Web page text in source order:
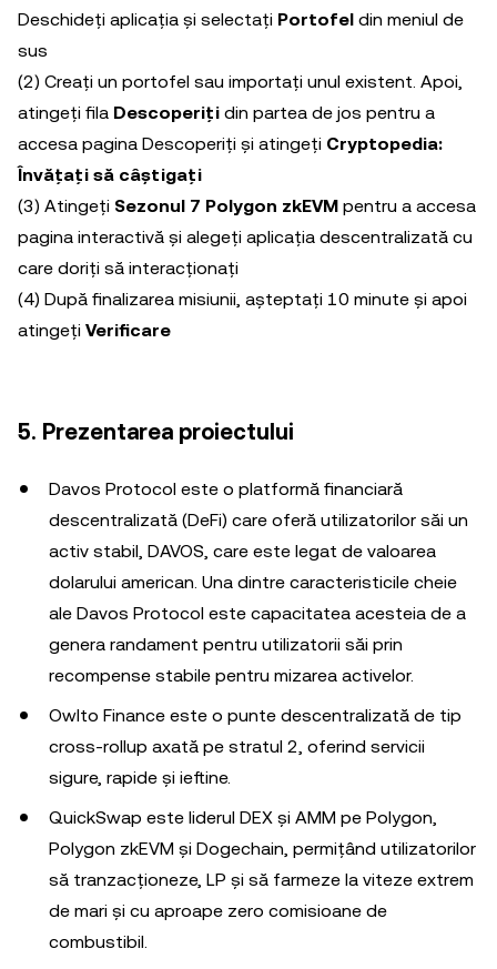
Deschideți aplicația și selectați Portofel din meniul de
sus
(2) Creați un portofel sau importați unul existent. Apoi,
atingeți fila Descoperiți din partea de jos pentru a
accesa pagina Descoperiți și atingeți Cryptopedia:
Învățați să câștigați
(3) Atingeți Sezonul 7 Polygon zkEVM pentru a accesa
pagina interactivă și alegeți aplicația descentralizată cu
care doriți să interacționați
(4) După finalizarea misiunii, așteptați 10 minute și apoi
atingeți Verificare
5. Prezentarea proiectului
Davos Protocol este o platformă financiară
descentralizată (DeFi) care oferă utilizatorilor săi un
activ stabil, DAVOS, care este legat de valoarea
dolarului american. Una dintre caracteristicile cheie
ale Davos Protocol este capacitatea acesteia de a
genera randament pentru utilizatorii săi prin
recompense stabile pentru mizarea activelor.
Owlto Finance este o punte descentralizată de tip
cross-rollup axată pe stratul 2, oferind servicii
sigure, rapide și ieftine.
QuickSwap este liderul DEX și AMM pe Polygon,
Polygon zkEVM și Dogechain, permițând utilizatorilor
să tranzacționeze, LP și să farmeze la viteze extrem
de mari și cu aproape zero comisioane de
combustibil.